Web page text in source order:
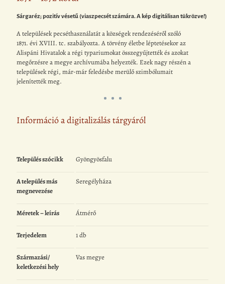
Sárgaréz; pozitív vésetű (viaszpecsét számára. A kép digitálisan tükrözve!)
A települések pecséthasználatát a községek rendezéséről szóló
1871. évi XVIII. tc. szabályozta. A törvény életbe léptetésekor az
Alispáni Hivatalok a régi typariumokat összegyűjtették és azokat
megőrzésre a megye archívumába helyezték. Ezek nagy részén a
települések régi, már-már feledésbe merülő szimbólumait
jelenítették meg.
Információ a digitalizálás tárgyáról
Település szócikk Gyöngyösfalu
A település más
megnevezése
Seregélyháza
Méretek – leírás Átmérő
Terjedelem 1 db
Származási/
keletkezési hely
Vas megye